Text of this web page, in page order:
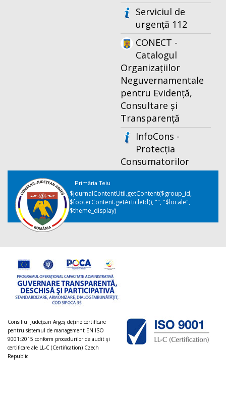
Serviciul de
urgență 112
CONECT -
Catalogul
Organizațiilor
Neguvernamentale
pentru Evidență,
Consultare și
Transparență
InfoCons -
Protecția
Consumatorilor
Primăria Teiu
$journalContentUtil.getContent($group_id,
$footerContent.getArticleId(), "", "$locale",
$theme_display)
Consiliul Judeţean Argeș deţine certificare
pentru sistemul de management EN ISO
9001:2015 conform procedurilor de audit şi
certificare ale LL-C (Certification) Czech
Republic